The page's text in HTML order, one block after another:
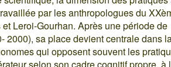
par les anthropologues du
Leroi-Gourhan. Après une période de
2000), sa place devient centrale dans
qui opposent souvent les